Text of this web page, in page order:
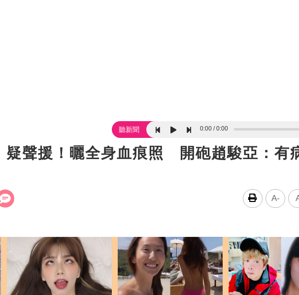
聽新聞 0:00 0:00
疑聲援！曬全身血痕照 開砲趙駿亞：有
A-